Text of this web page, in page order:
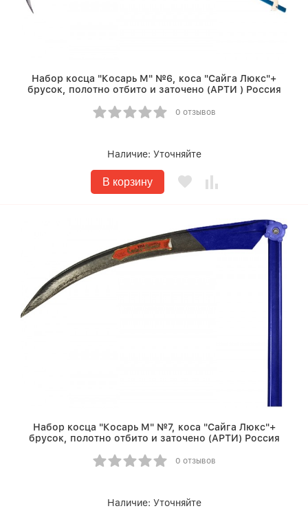
Набор косца "Косарь М" №6, коса "Сайга Люкс"+
брусок, полотно отбито и заточено (АРТИ ) Россия
0 отзывов
Наличие: Уточняйте
В корзину
Набор косца "Косарь М" №7, коса "Сайга Люкс"+
брусок, полотно отбито и заточено (АРТИ) Россия
0 отзывов
Наличие: Уточняйте